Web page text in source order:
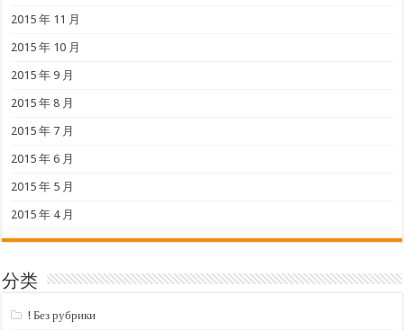
2015 年 11 月
2015 年 10 月
2015 年 9 月
2015 年 8 月
2015 年 7 月
2015 年 6 月
2015 年 5 月
2015 年 4 月
分类
! Без рубрики